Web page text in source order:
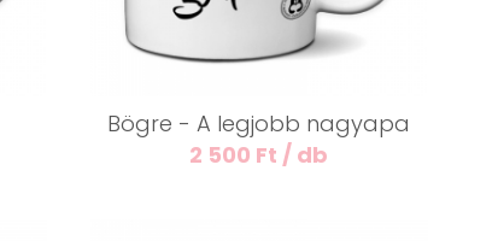
Bögre - A legjobb nagyapa
2 500 Ft / db